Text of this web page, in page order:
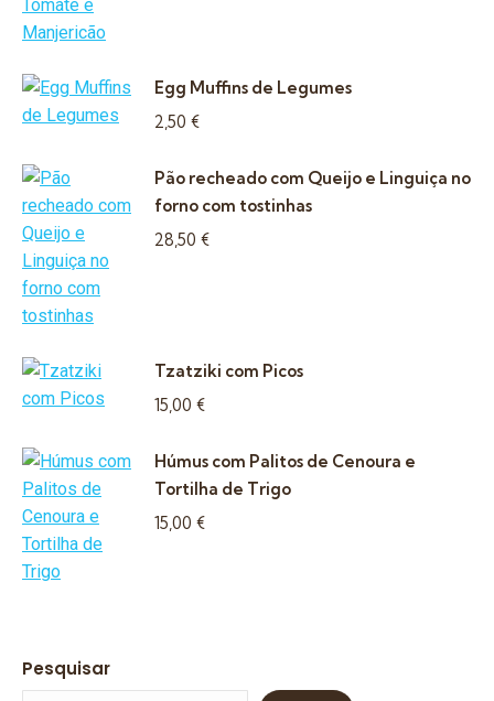
Egg Muffins de Legumes
2,50 €
Pão recheado com Queijo e Linguiça no
forno com tostinhas
28,50 €
Tzatziki com Picos
15,00 €
Húmus com Palitos de Cenoura e
Tortilha de Trigo
15,00 €
Pesquisar